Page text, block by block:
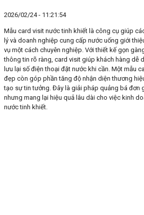
2026/02/24 - 11:21:54
Mẫu card visit nước tinh khiết là công cụ giúp
lý và doanh nghiệp cung cấp nước uống giới
vụ một cách chuyên nghiệp. Với thiết kế gọn
thông tin rõ ràng, card visit giúp khách hàng dễ
lưu lại số điện thoại đặt nước khi cần. Một mẫu
đẹp còn góp phần tăng độ nhận diện thương
tạo sự tin tưởng. Đây là giải pháp quảng bá đơn
nhưng mang lại hiệu quả lâu dài cho việc kinh
nước tinh khiết.